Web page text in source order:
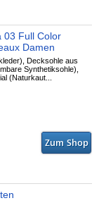
03 Full Color
Damen
Decksohle aus
Synthetiksohle),
(Naturkaut...